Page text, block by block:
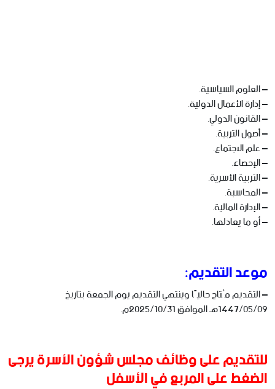
– العلوم السياسية.
– إدارة الأعمال الدولية.
– القانون الدولي.
– أصول التربية.
– علم الاجتماع.
– الإحصاء.
– التربية الأسرية.
– المحاسبة.
– الإدارة المالية.
– أو ما يعادلها.
موعد التقديم:
– التقديم مُتاح حاليًا وينتهي التقديم يوم الجمعة بتاريخ
1447/05/09هـ الموافق 2025/10/31م.
للتقديم على وظائف مجلس شؤون الأسرة يرجى
الضغط على المربع في الأسفل